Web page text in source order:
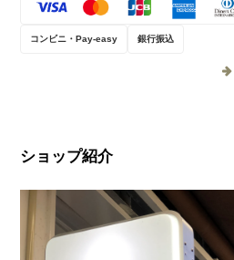
コンビニ・Pay-easy 銀行振込
ショップ紹介